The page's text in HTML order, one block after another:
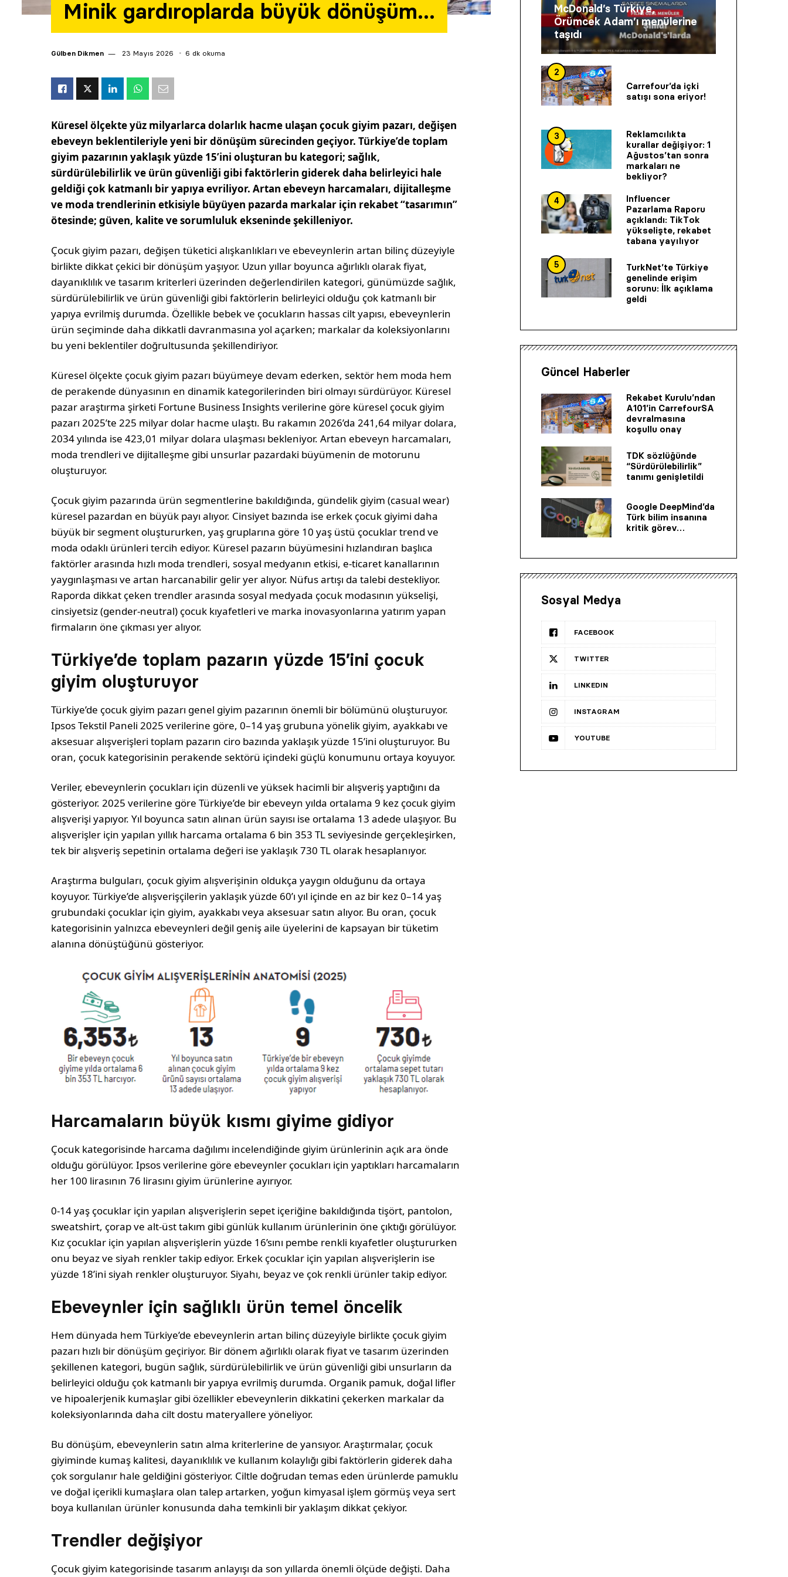
Minik gardıroplarda büyük dönüşüm…
Gülben Dikmen 23 Mayıs 2026 6 dk okuma
Küresel ölçekte yüz milyarlarca dolarlık hacme ulaşan çocuk giyim pazarı, değişen
ebeveyn beklentileriyle yeni bir dönüşüm sürecinden geçiyor. Türkiye’de toplam
giyim pazarının yaklaşık yüzde 15’ini oluşturan bu kategori; sağlık,
sürdürülebilirlik ve ürün güvenliği gibi faktörlerin giderek daha belirleyici hale
geldiği çok katmanlı bir yapıya evriliyor. Artan ebeveyn harcamaları, dijitalleşme
ve moda trendlerinin etkisiyle büyüyen pazarda markalar için rekabet “tasarımın”
ötesinde; güven, kalite ve sorumluluk ekseninde şekilleniyor.
Çocuk giyim pazarı, değişen tüke­tici alışkanlıkları ve ebeveynlerin artan bilinç düzeyiyle
birlikte dikkat çekici bir dönüşüm yaşı­yor. Uzun yıllar boyunca ağırlık­lı olarak fiyat,
dayanıklılık ve tasarım kriterleri üzerinden değerlendirilen kategori, günümüzde sağlık,
sürdürülebilirlik ve ürün güvenliği gibi faktörlerin belirleyici olduğu çok katmanlı bir
yapıya evrilmiş durumda. Özellikle bebek ve ço­cukların hassas cilt yapısı, ebeveynlerin
ürün se­çiminde daha dikkatli davranmasına yol açarken; markalar da koleksiyonlarını
bu yeni beklentiler doğrultusunda şekillendiriyor.
Küresel ölçekte çocuk giyim pazarı büyümeye de­vam ederken, sektör hem moda hem
de peraken­de dünyasının en dinamik kategorilerinden biri olmayı sürdürüyor. Küresel
pazar araştırma şir­keti Fortune Business Insights verilerine göre kü­resel çocuk giyim
pazarı 2025’te 225 milyar dolar hacme ulaştı. Bu rakamın 2026’da 241,64 milyar dolara,
2034 yılında ise 423,01 milyar dolara ulaşması bekleniyor. Artan ebeveyn harcamaları,
moda trendleri ve dijitalleşme gibi unsurlar pa­zardaki büyümenin de motorunu
oluşturuyor.
Çocuk giyim pazarında ürün segmentlerine ba­kıldığında, gündelik giyim (casual wear)
küresel pazardan en büyük payı alıyor. Cinsiyet bazında ise erkek çocuk giyimi daha
büyük bir segment oluştururken, yaş gruplarına göre 10 yaş üstü ço­cuklar trend ve
moda odaklı ürünleri tercih edi­yor. Küresel pazarın büyümesini hızlandıran baş­lıca
faktörler arasında hızlı moda trendleri, sosyal medyanın etkisi, e-ticaret kanallarının
yaygınlaş­ması ve artan harcanabilir gelir yer alıyor. Nüfus artışı da talebi destekliyor.
Raporda dikkat çeken trendler arasında sosyal medyada çocuk modası­nın yükselişi,
cinsiyetsiz (gender-neutral) çocuk kıyafetleri ve marka inovasyonlarına yatırım ya­pan
firmaların öne çıkması yer alıyor.
Türkiye’de toplam pazarın yüzde 15’ini çocuk
giyim oluşturuyor
Türkiye’de çocuk giyim pazarı genel giyim pa­zarının önemli bir bölümünü oluşturuyor.
Ipsos Tekstil Paneli 2025 verilerine göre, 0–14 yaş grubuna yönelik giyim, ayakkabı ve
aksesuar alışverişleri toplam pazarın ciro bazında yaklaşık yüzde 15’ini oluşturuyor. Bu
oran, çocuk katego­risinin perakende sektörü içindeki güçlü konu­munu ortaya koyuyor.
Veriler, ebeveynlerin çocukları için düzenli ve yüksek hacimli bir alışveriş yaptığını da
göste­riyor. 2025 verilerine göre Türkiye’de bir ebe­veyn yılda ortalama 9 kez çocuk giyim
alışverişi yapıyor. Yıl boyunca satın alınan ürün sayısı ise ortalama 13 adede ulaşıyor. Bu
alışverişler için yapılan yıllık harcama ortalama 6 bin 353 TL seviyesinde gerçekleşirken,
tek bir alışveriş sepe­tinin ortalama değeri ise yaklaşık 730 TL olarak hesaplanıyor.
Araştırma bulguları, çocuk giyim alışverişinin ol­dukça yaygın olduğunu da ortaya
koyuyor. Türki­ye’de alışverişçilerin yaklaşık yüzde 60’ı yıl içinde en az bir kez 0–14 yaş
grubundaki çocuklar için giyim, ayakkabı veya aksesuar satın alıyor. Bu oran, çocuk
kategorisinin yalnızca ebeveynleri değil geniş aile üyelerini de kapsayan bir tüketim
alanına dönüştüğünü gösteriyor.
Harcamaların büyük kısmı giyime gidiyor
Çocuk kategorisinde harcama dağılımı incelendi­ğinde giyim ürünlerinin açık ara önde
olduğu gö­rülüyor. Ipsos verilerine göre ebeveynler çocuk­ları için yaptıkları harcamaların
her 100 lirasının 76 lirasını giyim ürünlerine ayırıyor.
0-14 yaş çocuklar için yapılan alışverişlerin sepet içeriğine bakıldığında tişört, pantolon,
sweats­hirt, çorap ve alt-üst takım gibi günlük kullanım ürünlerinin öne çıktığı görülüyor.
Kız çocuklar için yapılan alışverişlerin yüzde 16’sını pembe renkli kıyafetler oluştururken
onu beyaz ve siyah renkler takip ediyor. Erkek çocuklar için yapılan alışverişlerin ise
yüzde 18’ini siyah renkler oluş­turuyor. Siyahı, beyaz ve çok renkli ürünler takip ediyor.
Ebeveynler için sağlıklı ürün temel öncelik
Hem dünyada hem Türkiye’de ebeveynlerin ar­tan bilinç düzeyiyle birlikte çocuk giyim
pazarı hızlı bir dönüşüm geçiriyor. Bir dönem ağırlıklı olarak fiyat ve tasarım üzerinden
şekillenen kate­gori, bugün sağlık, sürdürülebilirlik ve ürün gü­venliği gibi unsurların da
belirleyici olduğu çok katmanlı bir yapıya evrilmiş durumda. Organik pamuk, doğal lifler
ve hipoalerjenik kumaşlar gibi özellikler ebeveynlerin dikkatini çekerken markalar da
koleksiyonlarında daha cilt dostu materyallere yöneliyor.
Bu dönüşüm, ebeveynlerin satın alma kriterle­rine de yansıyor. Araştırmalar, çocuk
giyiminde kumaş kalitesi, dayanıklılık ve kullanım kolaylığı gibi faktörlerin giderek daha
çok sorgulanır hale geldiğini gösteriyor. Ciltle doğrudan temas eden ürünlerde pamuklu
ve doğal içerikli kumaşlara olan talep artarken, yoğun kimyasal işlem gör­müş veya sert
boya kullanılan ürünler konusun­da daha temkinli bir yaklaşım dikkat çekiyor.
Trendler değişiyor
Çocuk giyim kategorisinde tasarım anlayışı da son yıllarda önemli ölçüde değişti. Daha
McDonald’s Türkiye,
Örümcek Adam’ı menülerine
taşıdı
2
Carrefour’da içki
satışı sona eriyor!
3
Reklamcılıkta
kurallar değişiyor: 1
Ağustos’tan sonra
markaları ne
bekliyor?
4
Influencer
Pazarlama Raporu
açıklandı: TikTok
yükselişte, rekabet
tabana yayılıyor
5
TurkNet’te Türkiye
genelinde erişim
sorunu: İlk açıklama
geldi
Güncel Haberler
Rekabet Kurulu’ndan
A101’in CarrefourSA
devralmasına
koşullu onay
TDK sözlüğünde
“Sürdürülebilirlik”
tanımı genişletildi
Google DeepMind’da
Türk bilim insanına
kritik görev…
Sosyal Medya
FACEBOOK
TWITTER
LINKEDIN
INSTAGRAM
YOUTUBE